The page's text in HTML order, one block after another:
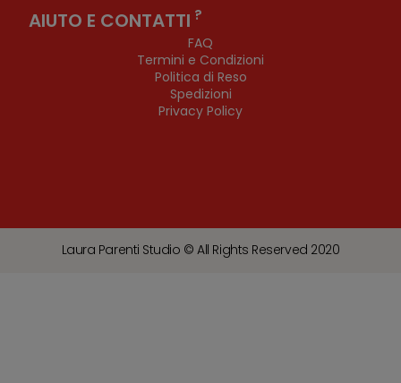
AIUTO E CONTATTI ?
FAQ
Termini e Condizioni
Politica di Reso
Spedizioni
Privacy Policy
Laura Parenti Studio © All Rights Reserved 2020